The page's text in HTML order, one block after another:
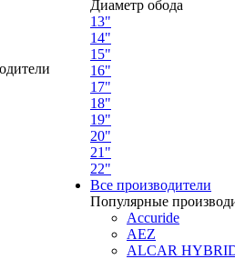
Диаметр обода
13"
14"
15"
16"
17"
18"
19"
20"
21"
22"
Все производители
Популярные
Accuride
AEZ
ALCAR